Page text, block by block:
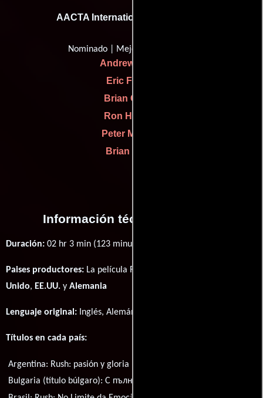
AACTA International Award (2014)
Nominado | Mejor película
Andrew Eaton
Eric Fellner
Brian Grazer
Ron Howard
Peter Morgan
Brian Oliver
Información técnica y general
Duración: 02 hr 3 min (123 minutos) .
Paises productores: La película Rush fué producida en
Unido, EE.UU. y Alemania
Lenguaje original: Inglés, Alemán
Títulos en cada país:
Argentina: Rush: pasión y gloria
Bulgaria (título búlgaro):С пълна газ